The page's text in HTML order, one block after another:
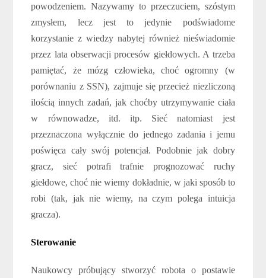
powodzeniem. Nazywamy to przeczuciem, szóstym
zmysłem, lecz jest to jedynie podświadome
korzystanie z wiedzy nabytej również nieświadomie
przez lata obserwacji procesów giełdowych. A trzeba
pamiętać, że mózg człowieka, choć ogromny (w
porównaniu z SSN), zajmuje się przecież niezliczoną
ilością innych zadań, jak choćby utrzymywanie ciała
w równowadze, itd. itp. Sieć natomiast jest
przeznaczona wyłącznie do jednego zadania i jemu
poświęca cały swój potencjał. Podobnie jak dobry
gracz, sieć potrafi trafnie prognozować ruchy
giełdowe, choć nie wiemy dokładnie, w jaki sposób to
robi (tak, jak nie wiemy, na czym polega intuicja
gracza).
Sterowanie
Naukowcy próbujący stworzyć robota o postawie